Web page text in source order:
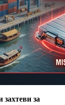
за